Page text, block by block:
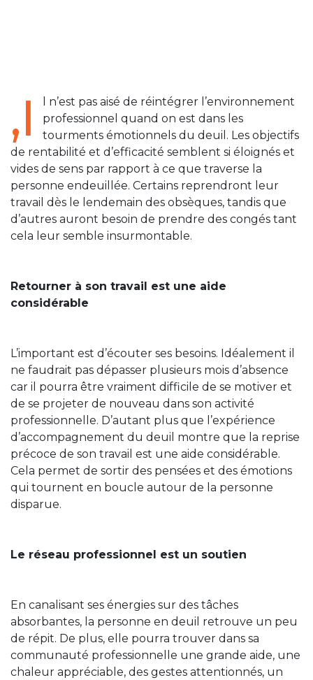
,I
l n’est pas aisé de réintégrer l’environnement
professionnel quand on est dans les
tourments émotionnels du deuil. Les objectifs
de rentabilité et d’efficacité semblent si éloignés et
vides de sens par rapport à ce que traverse la
personne endeuillée. Certains reprendront leur
travail dès le lendemain des obsèques, tandis que
d’autres auront besoin de prendre des congés tant
cela leur semble insurmontable.
Retourner à son travail est une aide
considérable
L’important est d’écouter ses besoins. Idéalement il
ne faudrait pas dépasser plusieurs mois d’absence
car il pourra être vraiment difficile de se motiver et
de se projeter de nouveau dans son activité
professionnelle. D’autant plus que l’expérience
d’accompagnement du deuil montre que la reprise
précoce de son travail est une aide considérable.
Cela permet de sortir des pensées et des émotions
qui tournent en boucle autour de la personne
disparue.
Le réseau professionnel est un soutien
En canalisant ses énergies sur des tâches
absorbantes, la personne en deuil retrouve un peu
de répit. De plus, elle pourra trouver dans sa
communauté professionnelle une grande aide, une
chaleur appréciable, des gestes attentionnés, un